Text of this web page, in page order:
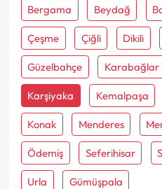
Bergama Beydağ
Çeşme Çiğli Dikili
Güzelbahçe Karabağlar
Karşiyaka Kemalpaşa
Konak Menderes
Ödemiş Seferihisar
Urla Gümüşpala